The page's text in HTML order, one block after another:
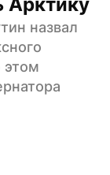
назвал
этом